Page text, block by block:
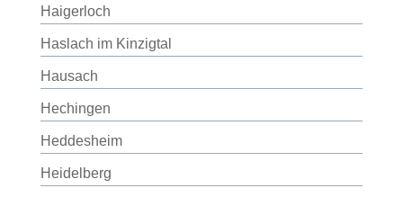
Haigerloch
Haslach im Kinzigtal
Hausach
Hechingen
Heddesheim
Heidelberg